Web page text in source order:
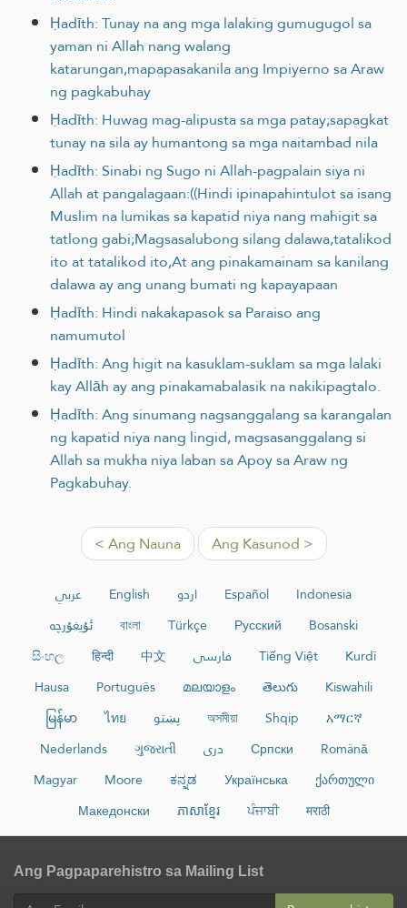
Ḥadīth: Tunay na ang mga lalaking gumugugol sa
yaman ni Allah nang walang
katarungan,mapapasakanila ang Impiyerno sa Araw
ng pagkabuhay
Ḥadīth: Huwag mag-alipusta sa mga patay;sapagkat
tunay na sila ay humantong sa mga naitambad nila
Ḥadīth: Sinabi ng Sugo ni Allah-pagpalain siya ni
Allah at pangalagaan:((Hindi ipinapahintulot sa isang
Muslim na lumikas sa kapatid niya nang mahigit sa
tatlong gabi;Magsasalubong silang dalawa,tatalikod
ito at tatalikod ito,At ang pinakamainam sa kanilang
dalawa ay ang unang bumati ng kapayapaan
Ḥadīth: Hindi nakakapasok sa Paraiso ang
namumutol
Ḥadīth: Ang higit na kasuklam-suklam sa mga lalaki
kay Allāh ay ang pinakamabalasik na nakikipagtalo.
Ḥadīth: Ang sinumang nagsanggalang sa karangalan
ng kapatid niya nang lingid, magsasanggalang si
Allah sa mukha niya laban sa Apoy sa Araw ng
Pagkabuhay.
< Ang Nauna Ang Kasunod >
عربي English اردو Español
Indonesia
ئۇيغۇرچە
বাংলা Türkçe Русский
Bosanski
සිංහල
हिन्दी 中文 فارسی Tiếng Việt
Kurdî
Hausa
Português മലയാളം తెలుగు
Kiswahili
မြန်မာ
ไทย پښتو অসমীয়া Shqip
አማርኛ
Nederlands
ગુજરાતી دری Српски
Română
Magyar
Moore ಕನ್ನಡ Українська
ქართული
Македонски
ភាសាខ្មែរ ਪੰਜਾਬੀ मराठी
Ang Pagpaparehistro sa Mailing List